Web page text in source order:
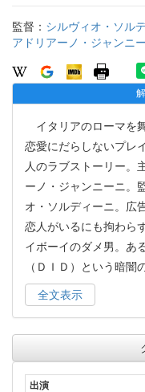
監督： シルヴィオ・ソル
アドリアーノ・ジャンニ
イタリアのローマを
恋愛にだらしないプレ
人のラブストーリー。
ーノ・ジャンニーニ。
オ・ソルディーニ。広
恋人がいるにも拘わら
イボーイのダメ男。あ
（ＤＩＤ）という暗闇
全文表示
出演